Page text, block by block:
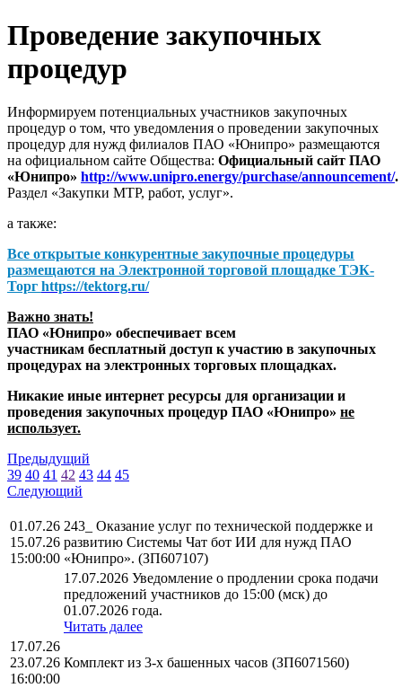
Проведение закупочных
процедур
Информируем потенциальных участников закупочных
процедур о том, что уведомления о проведении закупочных
процедур для нужд филиалов ПАО «Юнипро» размещаются
на официальном сайте Общества: Официальный сайт ПАО
«Юнипро» http://www.unipro.energy/purchase/announcement/.
Раздел «Закупки МТР, работ, услуг».
а также:
Все открытые конкурентные закупочные процедуры
размещаются на Электронной торговой площадке ТЭК-
Торг https://tektorg.ru/
Важно знать!
ПАО «Юнипро» обеспечивает всем
участникам бесплатный доступ к участию в закупочных
процедурах на электронных торговых площадках.
Никакие иные интернет ресурсы для организации и
проведения закупочных процедур ПАО «Юнипро» не
использует.
Предыдущий
39 40 41 42 43 44 45
Следующий
01.07.26
15.07.26
15:00:00
243_ Оказание услуг по технической поддержке и
развитию Системы Чат бот ИИ для нужд ПАО
«Юнипро». (ЗП607107)
17.07.2026 Уведомление о продлении срока подачи
предложений участников до 15:00 (мск) до
01.07.2026 года.
Читать далее
17.07.26
23.07.26
16:00:00
Комплект из 3-х башенных часов (ЗП6071560)